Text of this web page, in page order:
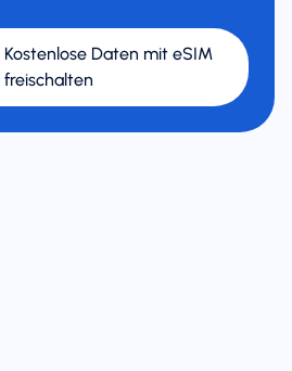
Kostenlose Daten mit eSIM
freischalten